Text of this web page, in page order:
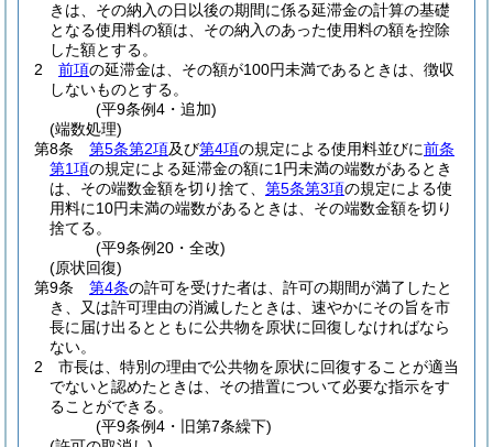
きは、その納入の日以後の期間に係る延滞金の計算の基礎
となる使用料の額は、その納入のあった使用料の額を控除
した額とする。
2
前項の延滞金は、その額が100円未満であるときは、徴収
しないものとする。
(平9条例4・追加)
(端数処理)
第8条
第5条第2項及び第4項の規定による使用料並びに前条
第1項の規定による延滞金の額に1円未満の端数があるとき
は、その端数金額を切り捨て、 第5条第3項の規定による使
用料に10円未満の端数があるときは、その端数金額を切り
捨てる。
(平9条例20・全改)
(原状回復)
第9条
第4条の許可を受けた者は、許可の期間が満了したと
き、又は許可理由の消滅したときは、速やかにその旨を市
長に届け出るとともに公共物を原状に回復しなければなら
ない。
2
市長は、特別の理由で公共物を原状に回復することが適当
でないと認めたときは、その措置について必要な指示をす
ることができる。
(平9条例4・旧第7条繰下)